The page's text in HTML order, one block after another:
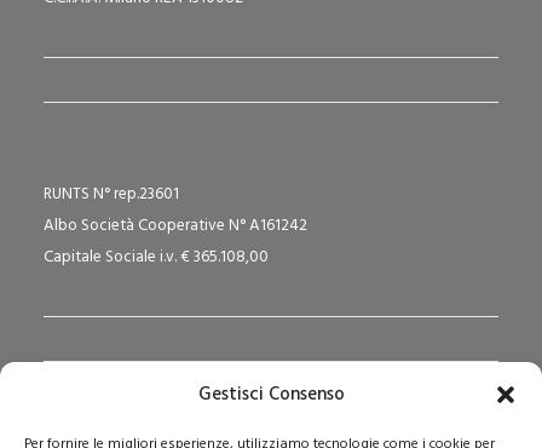
Gestisci Consenso
RUNTS N° rep.23601
Albo Società Cooperative N° A161242
Capitale Sociale i.v. € 365.108,00